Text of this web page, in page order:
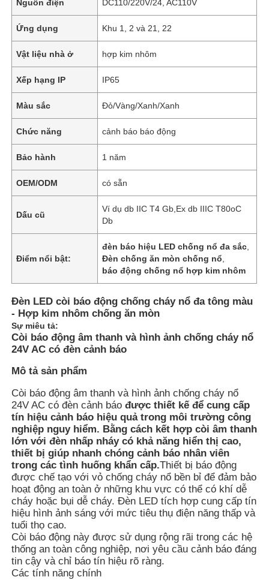
Nhà
Sản phẩm
Nguồn điện DC110/220V/24, AC110V
Ứng dụng Khu 1, 2 và 21, 22
Vật liệu nhà ở hợp kim nhôm
Xếp hạng IP IP65
Màu sắc Đỏ/Vàng/Xanh/Xanh
Chức năng cảnh báo báo động
Bảo hành 1 năm
OEM/ODM có sẵn
Dấu cũ
Ví dụ db IIC T4 Gb,Ex db IIIC T80oC
Db
Điểm nổi bật:
đèn báo hiệu LED chống nổ đa sắc
Đèn chống ăn mòn chống nổ
báo động chống nổ hợp kim nhôm
Đèn LED còi báo động chống cháy nổ đa tông màu
- Hợp kim nhôm chống ăn mòn
Sự miêu tả:
Còi báo động âm thanh và hình ảnh chống cháy nổ
24V AC có đèn cảnh báo
Mô tả sản phẩm
Còi báo động âm thanh và hình ảnh chống cháy nổ
24V AC có đèn cảnh báo được thiết kế để cung cấp
tín hiệu cảnh báo hiệu quả trong môi trường công
nghiệp nguy hiểm. Bằng cách kết hợp còi âm thanh
lớn với đèn nhấp nháy có khả năng hiển thị cao,
thiết bị giúp nhanh chóng cảnh báo nhân viên
trong các tình huống khẩn cấp.Thiết bị báo động
được chế tạo với vỏ chống cháy nổ bền bỉ để đảm bảo
hoạt động an toàn ở những khu vực có thể có khí dễ
cháy hoặc bụi dễ cháy. Đèn LED tích hợp cung cấp tín
hiệu hình ảnh sáng với mức tiêu thụ điện năng thấp và
tuổi thọ cao.
Còi báo động này được sử dụng rộng rãi trong các hệ
thống an toàn công nghiệp, nơi yêu cầu cảnh báo đáng
tin cậy và chỉ báo tín hiệu rõ ràng.
Các tính năng chính